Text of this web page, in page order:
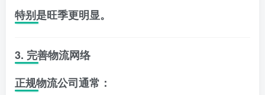
特别是旺季更明显。
3. 完善物流网络
正规物流公司通常：